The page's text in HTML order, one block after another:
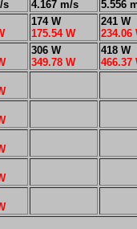
s 4.167 m/s
5.556
174 W
175.54 W
241 W
234.06
306 W
349.78 W
418 W
466.37